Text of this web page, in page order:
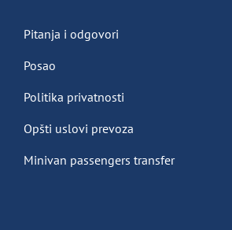
Pitanja i odgovori
Posao
Politika privatnosti
Opšti uslovi prevoza
Minivan passengers transfer